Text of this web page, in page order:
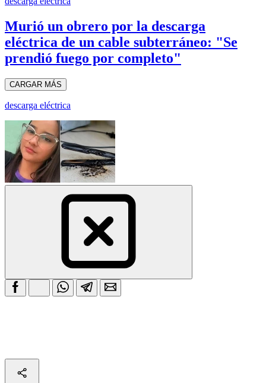
Murió un obrero por la descarga
eléctrica de un cable subterráneo: "Se
prendió fuego por completo"
CARGAR MÁS
descarga eléctrica